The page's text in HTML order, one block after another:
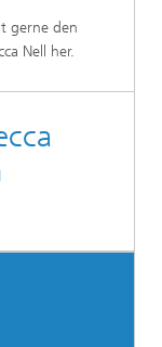
gerne den
Nell her.